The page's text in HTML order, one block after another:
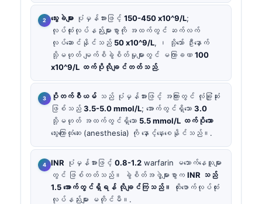
သွေးခဲများ ပုံမှန်အားဖြင့် 150-450 x10^9/L;
လုပ်ထုံးလုပ်နည်းများစွာကို အထက်တွင် ဆက်လက်
လုပ်ဆောင်နိုင်သည် 50 x10^9/L, ၊ သို့သော် ဦးနှောက်
သို့မဟုတ် မျက်စိခွဲစိတ်မှုများတွင် မကြာခဏ 100
x10^9/L ထက်ပိုလိုချင်တတ်သည်.
ပိုတက်စီယမ် သည် ပုံမှန်အားဖြင့် အကြားတွင် လုံခြုံဆုံး
ဖြစ်သည် 3.5-5.0 mmol/L; အောက်တွင်ရှိသော 3.0
သို့မဟုတ် အထက်တွင်ရှိသော 5.5 mmol/L ထက်ပိုသော
သွေးကြောထုံဆေး (anesthesia) ကို နှောင့်နှေးစေနိုင်သည်။.
INR ပုံမှန်အားဖြင့် 0.8-1.2 warfarin မသောက်နေသူများ
တွင် ဖြစ်တတ်သည်။ ခွဲစိတ်အဖွဲ့များစွာက INR သည်
1.5 အောက်တွင်ရှိရန် လိုချင်ကြသည်။
ထိုးဖောက်လုပ်ထုံး
လုပ်နည်းများ မတိုင်မီ။.